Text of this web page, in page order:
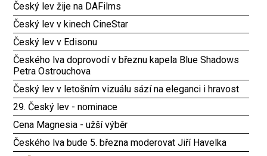
Český lev žije na DAFilms
Český lev v kinech CineStar
Český lev v Edisonu
Českého lva doprovodí v březnu kapela Blue Shadows
Petra Ostrouchova
Český lev v letošním vizuálu sází na eleganci i hravost
29. Český lev - nominace
Cena Magnesia - užší výběr
Českého lva bude 5. března moderovat Jiří Havelka